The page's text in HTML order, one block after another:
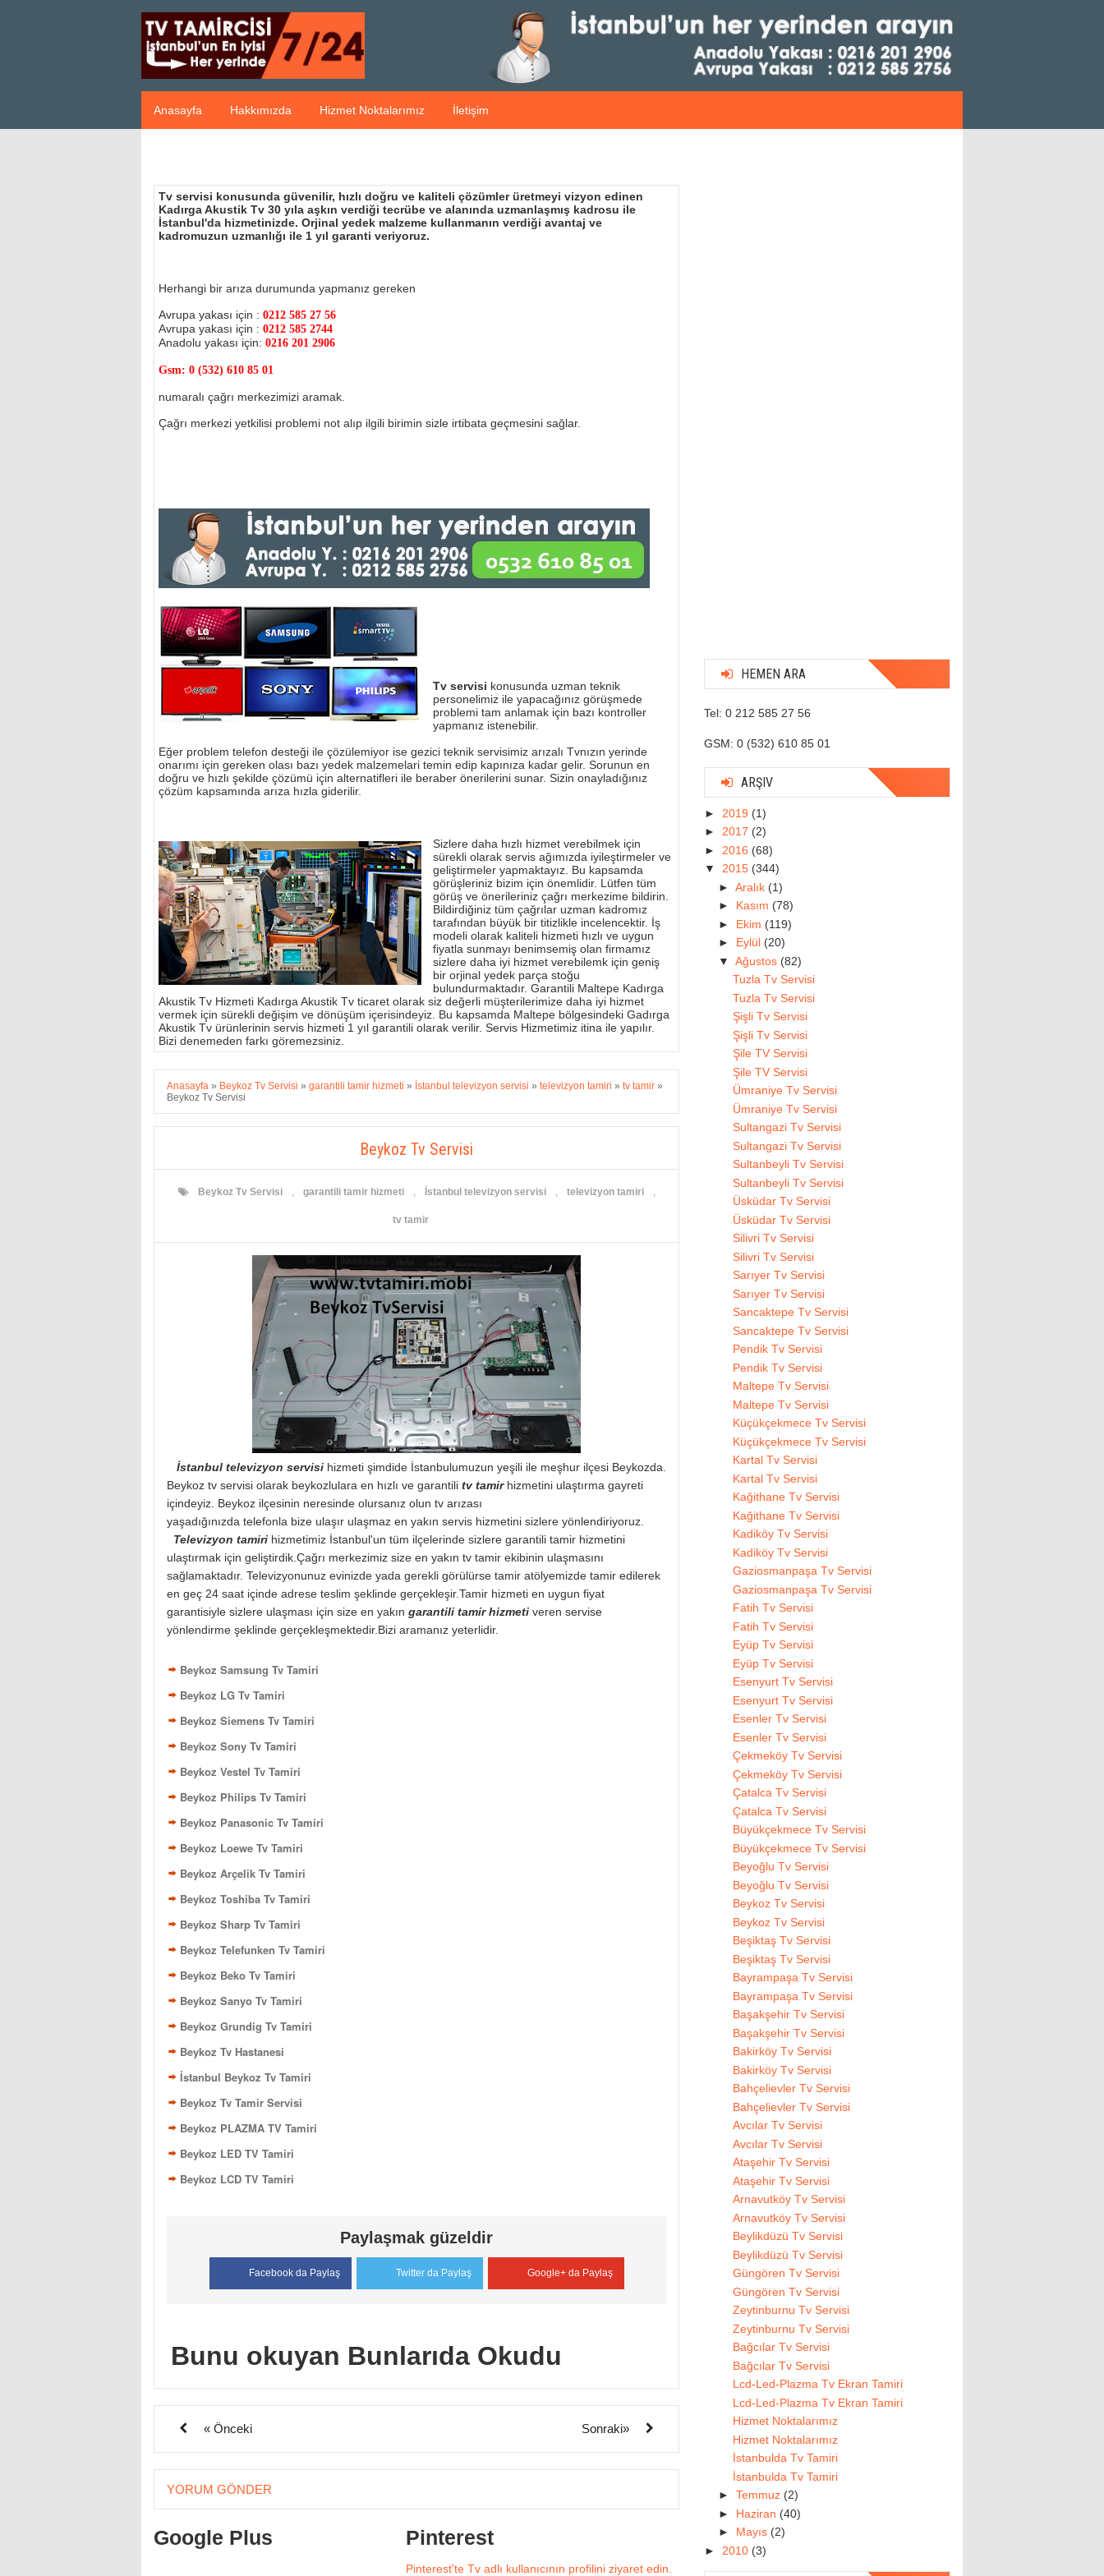
Anasayfa Hakkımızda Hizmet Noktalarımız İletişim
Tv servisi konusunda güvenilir, hızlı doğru ve kaliteli çözümler üretmeyi vizyon edinen
Kadırga Akustik Tv 30 yıla aşkın verdiği tecrübe ve alanında uzmanlaşmış kadrosu ile
İstanbul'da hizmetinizde. Orjinal yedek malzeme kullanmanın verdiği avantaj ve
kadromuzun uzmanlığı ile 1 yıl garanti veriyoruz.
Herhangi bir arıza durumunda yapmanız gereken
Avrupa yakası için : 0212 585 27 56
Avrupa yakası için : 0212 585 2744
Anadolu yakası için: 0216 201 2906
Gsm: 0 (532) 610 85 01
numaralı çağrı merkezimizi aramak.
Çağrı merkezi yetkilisi problemi not alıp ilgili birimin sizle irtibata geçmesini sağlar.
Tv servisi konusunda uzman teknik
personelimiz ile yapacağınız görüşmede
problemi tam anlamak için bazı kontroller
yapmanız istenebilir.
Eğer problem telefon desteği ile çözülemiyor ise gezici teknik servisimiz arızalı Tvnızın yerinde
onarımı için gereken olası bazı yedek malzemelari temin edip kapınıza kadar gelir. Sorunun en
doğru ve hızlı şekilde çözümü için alternatifleri ile beraber önerilerini sunar. Sizin onayladığınız
çözüm kapsamında arıza hızla giderilir.
Sizlere daha hızlı hizmet verebilmek için
sürekli olarak servis ağımızda iyileştirmeler ve
geliştirmeler yapmaktayız. Bu kapsamda
görüşleriniz bizim için önemlidir. Lütfen tüm
görüş ve önerileriniz çağrı merkezime bildirin.
Bildirdiğiniz tüm çağrılar uzman kadromız
tarafından büyük bir titizlikle incelencektir. İş
modeli olarak kaliteli hizmeti hızlı ve uygun
fiyatla sunmayı benimsemiş olan firmamız
sizlere daha iyi hizmet verebilemk için geniş
bir orjinal yedek parça stoğu
bulundurmaktadır. Garantili Maltepe Kadırga
Akustik Tv Hizmeti Kadırga Akustik Tv ticaret olarak siz değerli müşterilerimize daha iyi hizmet
vermek için sürekli değişim ve dönüşüm içerisindeyiz. Bu kapsamda Maltepe bölgesindeki Gadırga
Akustik Tv ürünlerinin servis hizmeti 1 yıl garantili olarak verilir. Servis Hizmetimiz itina ile yapılır.
Bizi denemeden farkı göremezsiniz.
Anasayfa » Beykoz Tv Servisi » garantili tamir hizmeti » İstanbul televizyon servisi » televizyon tamiri » tv tamir »
Beykoz Tv Servisi
Beykoz Tv Servisi
Beykoz Tv Servisi , garantili tamir hizmeti , İstanbul televizyon servisi , televizyon tamiri ,
tv tamir
İstanbul televizyon servisi hizmeti şimdide İstanbulumuzun yeşili ile meşhur ilçesi Beykozda.
Beykoz tv servisi olarak beykozlulara en hızlı ve garantili tv tamirhizmetini ulaştırma gayreti
içindeyiz. Beykoz ilçesinin neresinde olursanız olun tv arızası
yaşadığınızda telefonla bize ulaşır ulaşmaz en yakın servis hizmetini sizlere yönlendiriyoruz.
Televizyon tamiri hizmetimiz İstanbul'un tüm ilçelerinde sizlere garantili tamir hizmetini
ulaştırmak için geliştirdik.Çağrı merkezimiz size en yakın tv tamir ekibinin ulaşmasını
sağlamaktadır. Televizyonunuz evinizde yada gerekli görülürse tamir atölyemizde tamir edilerek
en geç 24 saat içinde adrese teslim şeklinde gerçekleşir.Tamir hizmeti en uygun fiyat
garantisiyle sizlere ulaşması için size en yakın garantili tamir hizmeti veren servise
yönlendirme şeklinde gerçekleşmektedir.Bizi aramanız yeterlidir.
Beykoz Samsung Tv Tamiri
Beykoz LG Tv Tamiri
Beykoz Siemens Tv Tamiri
Beykoz Sony Tv Tamiri
Beykoz Vestel Tv Tamiri
Beykoz Philips Tv Tamiri
Beykoz Panasonic Tv Tamiri
Beykoz Loewe Tv Tamiri
Beykoz Arçelik Tv Tamiri
Beykoz Toshiba Tv Tamiri
Beykoz Sharp Tv Tamiri
Beykoz Telefunken Tv Tamiri
Beykoz Beko Tv Tamiri
Beykoz Sanyo Tv Tamiri
Beykoz Grundig Tv Tamiri
Beykoz Tv Hastanesi
İstanbul Beykoz Tv Tamiri
Beykoz Tv Tamir Servisi
Beykoz PLAZMA TV Tamiri
Beykoz LED TV Tamiri
Beykoz LCD TV Tamiri
Paylaşmak güzeldir
Facebook da Paylaş Twitter da Paylaş Google+ da Paylaş
Bunu okuyan Bunlarıda Okudu
« Önceki Sonraki»
YORUM GÖNDER
Google Plus Pinterest
Pinterest'te Tv adlı kullanıcının profilini ziyaret edin.
HEMEN ARA
Tel: 0 212 585 27 56
GSM: 0 (532) 610 85 01
ARŞIV
► 2019 (1)
► 2017 (2)
► 2016 (68)
▼ 2015 (344)
► Aralık (1)
► Kasım (78)
► Ekim (119)
► Eylül (20)
▼ Ağustos (82)
Tuzla Tv Servisi
Tuzla Tv Servisi
Şişli Tv Servisi
Şişli Tv Servisi
Şile TV Servisi
Şile TV Servisi
Ümraniye Tv Servisi
Ümraniye Tv Servisi
Sultangazi Tv Servisi
Sultangazi Tv Servisi
Sultanbeyli Tv Servisi
Sultanbeyli Tv Servisi
Üsküdar Tv Servisi
Üsküdar Tv Servisi
Silivri Tv Servisi
Silivri Tv Servisi
Sarıyer Tv Servisi
Sarıyer Tv Servisi
Sancaktepe Tv Servisi
Sancaktepe Tv Servisi
Pendik Tv Servisi
Pendik Tv Servisi
Maltepe Tv Servisi
Maltepe Tv Servisi
Küçükçekmece Tv Servisi
Küçükçekmece Tv Servisi
Kartal Tv Servisi
Kartal Tv Servisi
Kağithane Tv Servisi
Kağithane Tv Servisi
Kadiköy Tv Servisi
Kadiköy Tv Servisi
Gaziosmanpaşa Tv Servisi
Gaziosmanpaşa Tv Servisi
Fatih Tv Servisi
Fatih Tv Servisi
Eyüp Tv Servisi
Eyüp Tv Servisi
Esenyurt Tv Servisi
Esenyurt Tv Servisi
Esenler Tv Servisi
Esenler Tv Servisi
Çekmeköy Tv Servisi
Çekmeköy Tv Servisi
Çatalca Tv Servisi
Çatalca Tv Servisi
Büyükçekmece Tv Servisi
Büyükçekmece Tv Servisi
Beyoğlu Tv Servisi
Beyoğlu Tv Servisi
Beykoz Tv Servisi
Beykoz Tv Servisi
Beşiktaş Tv Servisi
Beşiktaş Tv Servisi
Bayrampaşa Tv Servisi
Bayrampaşa Tv Servisi
Başakşehir Tv Servisi
Başakşehir Tv Servisi
Bakirköy Tv Servisi
Bakirköy Tv Servisi
Bahçelievler Tv Servisi
Bahçelievler Tv Servisi
Avcılar Tv Servisi
Avcılar Tv Servisi
Ataşehir Tv Servisi
Ataşehir Tv Servisi
Arnavutköy Tv Servisi
Arnavutköy Tv Servisi
Beylikdüzü Tv Servisi
Beylikdüzü Tv Servisi
Güngören Tv Servisi
Güngören Tv Servisi
Zeytinburnu Tv Servisi
Zeytinburnu Tv Servisi
Bağcılar Tv Servisi
Bağcılar Tv Servisi
Lcd-Led-Plazma Tv Ekran Tamiri
Lcd-Led-Plazma Tv Ekran Tamiri
Hizmet Noktalarımız
Hizmet Noktalarımız
İstanbulda Tv Tamiri
İstanbulda Tv Tamiri
► Temmuz (2)
► Haziran (40)
► Mayıs (2)
► 2010 (3)